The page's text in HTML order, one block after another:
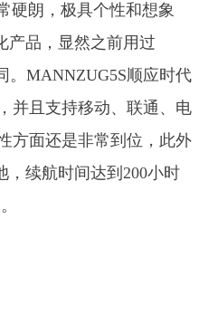
硬朗，极具个性和想象
产品，显然之前用过
。MANNZUG5S顺应时代
并且支持移动、联通、电
方面还是非常到位，此外
，续航时间达到200小时